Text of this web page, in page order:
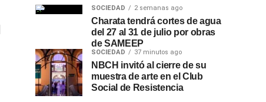
SOCIEDAD 2 semanas ago
Charata tendrá cortes de agua
del 27 al 31 de julio por obras
de SAMEEP
SOCIEDAD 37 minutos ago
NBCH invitó al cierre de su
muestra de arte en el Club
Social de Resistencia